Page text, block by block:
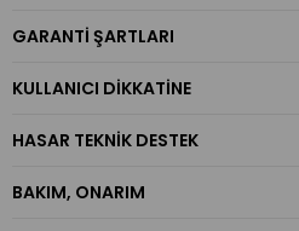
GARANTI ŞARTLARI
KULLANICI DIKKATINE
HASAR TEKNIK DESTEK
BAKIM, ONARIM